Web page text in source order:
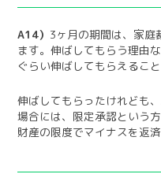
A14） 3ヶ月の期間は、家庭
ます。伸ばしてもらう理由
ぐらい伸ばしてもらえること
伸ばしてもらったけれども
場合には、限定承認という
財産の限度でマイナスを返済